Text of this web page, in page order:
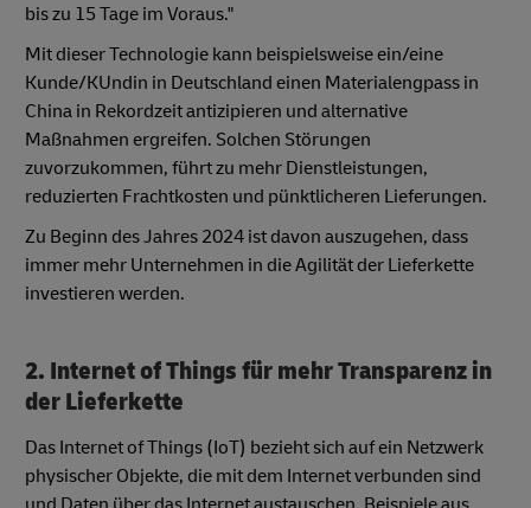
bis zu 15 Tage im Voraus."
Mit dieser Technologie kann beispielsweise ein/eine
Kunde/KUndin in Deutschland einen Materialengpass in
China in Rekordzeit antizipieren und alternative
Maßnahmen ergreifen. Solchen Störungen
zuvorzukommen, führt zu mehr Dienstleistungen,
reduzierten Frachtkosten und pünktlicheren Lieferungen.
Zu Beginn des Jahres 2024 ist davon auszugehen, dass
immer mehr Unternehmen in die Agilität der Lieferkette
investieren werden.
2. Internet of Things für mehr Transparenz in
der Lieferkette
Das Internet of Things (IoT) bezieht sich auf ein Netzwerk
physischer Objekte, die mit dem Internet verbunden sind